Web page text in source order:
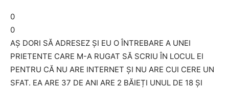
0
0
AȘ DORI SĂ ADRESEZ ȘI EU O ÎNTREBARE A UNEI
PRIETENTE CARE M-A RUGAT SĂ SCRIU ÎN LOCUL EI
PENTRU CĂ NU ARE INTERNET ȘI NU ARE CUI CERE UN
SFAT. EA ARE 37 DE ANI ARE 2 BĂIEȚI UNUL DE 18 ȘI